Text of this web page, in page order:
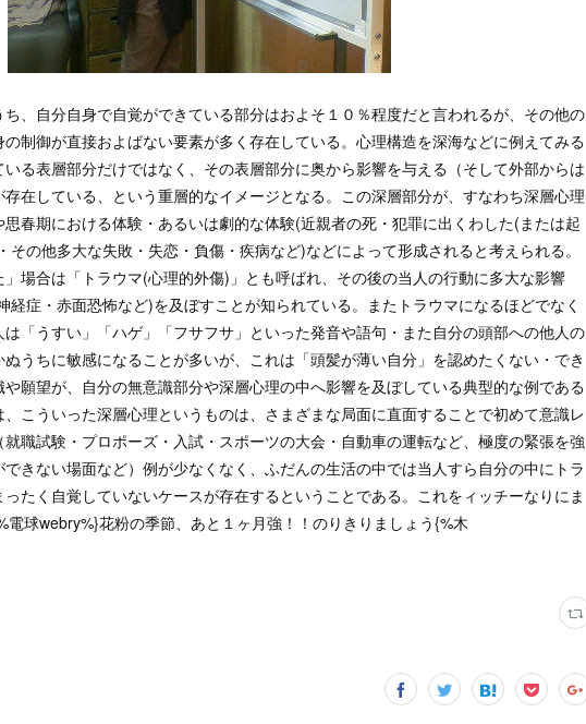
、自分自身で自覚ができている部分はおよそ１０％程度だと言われるが、その他の
の制御が直接およばない要素が多く存在している。心理構造を深海などに例えてみる
る表層部分だけではなく、その表層部分に奥から影響を与える（そして外部からは
在している、という重層的なイメージとなる。この深層部分が、すなわち深層心理
春期における体験・あるいは劇的な体験(近親者の死・犯罪に出くわした(または起
その他多大な失敗・失恋・負傷・疾病など)などによって形成されると考えられる。
場合は「トラウマ(心理的外傷)」とも呼ばれ、その後の当人の行動に多大な影響
経症・赤面恐怖など)を及ぼすことが知られている。またトラウマになるほどでなく
「うすい」「ハゲ」「フサフサ」といった発音や語句・また自分の頭部への他人の
うちに敏感になることが多いが、これは「頭髪が薄い自分」を認めたくない・でき
願望が、自分の無意識部分や深層心理の中へ影響を及ぼしている典型的な例である
こういった深層心理というものは、さまざまな局面に直面することで初めて意識レ
職試験・プロポーズ・入試・スポーツの大会・自動車の運転など、極度の緊張を強
きない場面など）例が少なくなく、ふだんの生活の中では当人すら自分の中にトラ
たく自覚していないケースが存在するということである。これをィッチーなりにま
電球webry%}花粉の季節、あと１ヶ月強！！のりきりましょう{%木